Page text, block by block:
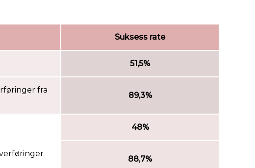
Suksess rate
51,5%
fra
89,3%
48%
88,7%